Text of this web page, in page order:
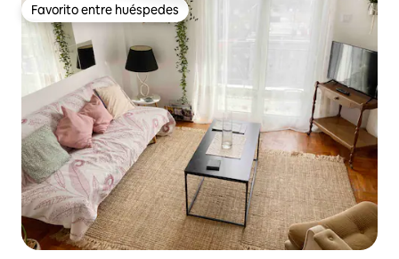
Favorito entre huéspedes
Favorito entre huéspedes